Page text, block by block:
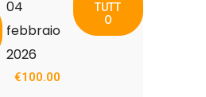
04
febbraio
2026
€100.00
TUTT
O